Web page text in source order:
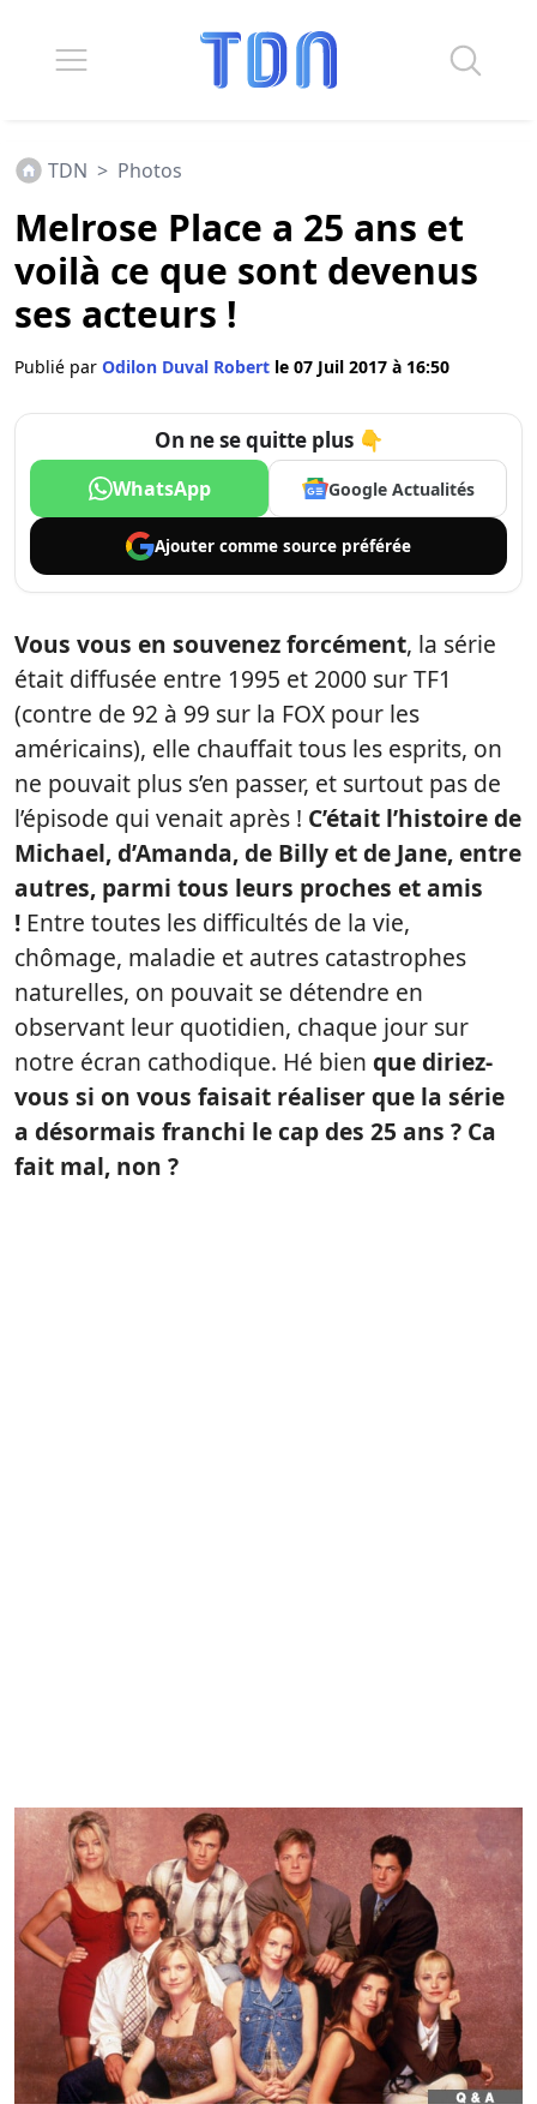
TDN > Photos
Melrose Place a 25 ans et
voilà ce que sont devenus
ses acteurs !
Publié par Odilon Duval Robert le 07 Juil 2017 à 16:50
On ne se quitte plus 👇
WhatsApp Google Actualités
Ajouter comme source préférée
Vous vous en souvenez forcément, la série
était diffusée entre 1995 et 2000 sur TF1
(contre de 92 à 99 sur la FOX pour les
américains), elle chauffait tous les esprits, on
ne pouvait plus s’en passer, et surtout pas de
l’épisode qui venait après ! C’était l’histoire de
Michael, d’Amanda, de Billy et de Jane, entre
autres, parmi tous leurs proches et amis
! Entre toutes les difficultés de la vie,
chômage, maladie et autres catastrophes
naturelles, on pouvait se détendre en
observant leur quotidien, chaque jour sur
notre écran cathodique. Hé bien que diriez-
vous si on vous faisait réaliser que la série
a désormais franchi le cap des 25 ans ? Ca
fait mal, non ?